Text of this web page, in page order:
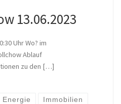
13.06.2023
Uhr Wo? im
Ablauf
zu den […]
Energie Immobilien